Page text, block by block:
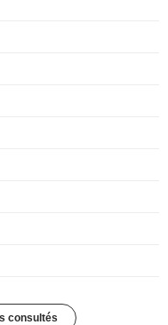
consultés